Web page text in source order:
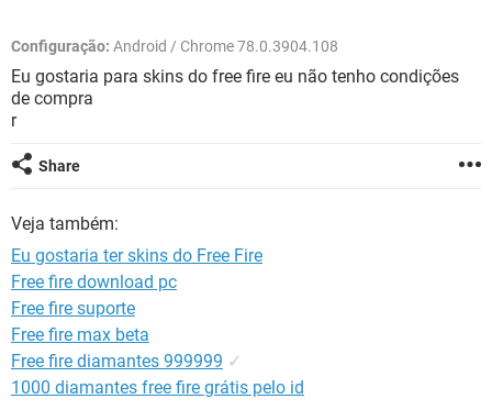
INSTAGRAM GMAIL
GUIA DE COMPRAS
Configuração: Android / Chrome 78.0.3904.108
Eu gostaria para skins do free fire eu não tenho condições
de compra
r
Share
Veja também:
Eu gostaria ter skins do Free Fire
Free fire download pc
Free fire suporte
Free fire max beta
Free fire diamantes 999999 ✓
1000 diamantes free fire grátis pelo id